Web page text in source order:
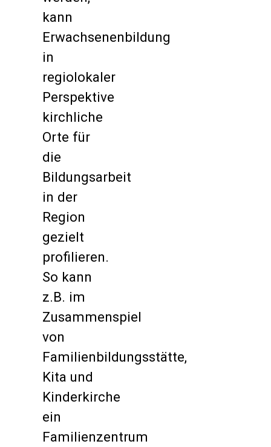
kann
Erwachsenenbildung
in
regiolokaler
Perspektive
kirchliche
Orte für
die
Bildungsarbeit
in der
Region
gezielt
profilieren.
So kann
z.B. im
Zusammenspiel
von
Familienbildungsstätte,
Kita und
Kinderkirche
ein
Familienzentrum